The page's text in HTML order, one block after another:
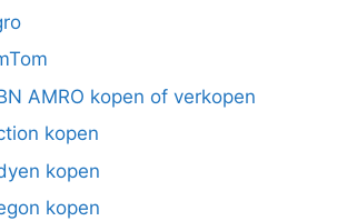
AMRO kopen of verkopen
kopen
kopen
kopen